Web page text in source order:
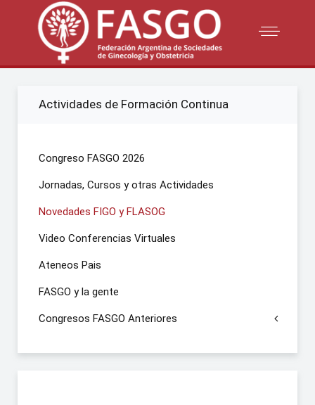
Actividades de Formación Continua
Congreso FASGO 2026
Jornadas, Cursos y otras Actividades
Novedades FIGO y FLASOG
Video Conferencias Virtuales
Ateneos Pais
FASGO y la gente
Congresos FASGO Anteriores